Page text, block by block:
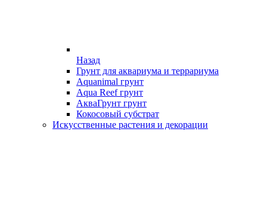
Назад
Грунт для аквариума и террариума
Aquanimal грунт
Aqua Reef грунт
АкваГрунт грунт
Кокосовый субстрат
Искусственные растения и декорации